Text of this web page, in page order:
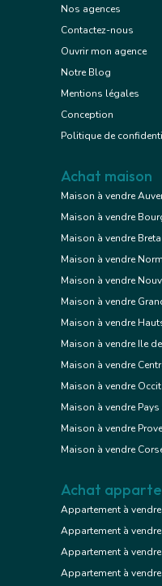
Nos agences
Contactez-nous
Ouvrir mon agence
Notre Blog
Mentions légales
Conception
Politique de
Achat maison
Maison à vendre
Maison à vendre
Maison à vendre
Maison à vendre
Maison à vendre
Maison à vendre
Maison à vendre
Maison à vendre Ile
Maison à vendre
Maison à vendre
Maison à vendre
Maison à vendre
Maison à vendre
Achat
Appartement à
Appartement à
Appartement à
Appartement à